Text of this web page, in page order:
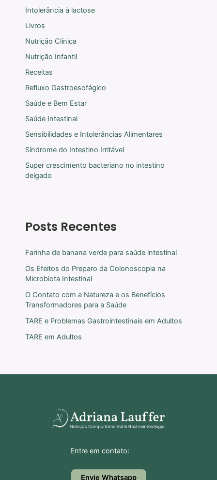
Intolerância à lactose
Livros
Nutrição Clínica
Nutrição Infantil
Receitas
Refluxo Gastroesofágico
Saúde e Bem Estar
Saúde Intestinal
Sensibilidades e Intolerâncias Alimentares
Síndrome do Intestino Irritável
Super crescimento bacteriano no intestino
delgado
Posts Recentes
Farinha de banana verde para saúde intestinal
Os Efeitos do Preparo da Colonoscopia na
Microbiota Intestinal
O Contato com a Natureza e os Benefícios
Transformadores para a Saúde
TARE e Problemas Gastrointestinais em Adultos
TARE em Adultos
Entre em contato:
Envie Whatsapp